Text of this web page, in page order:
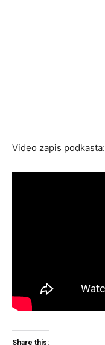
Video zapis podkasta:
Share this: